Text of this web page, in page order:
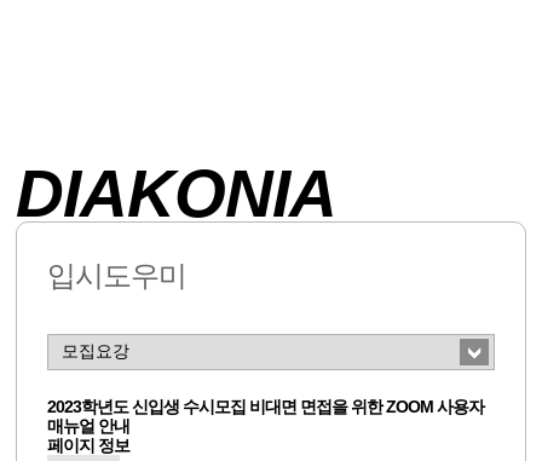
DIAKONIA
입시도우미
2023학년도 신입생 수시모집 비대면 면접을 위한 ZOOM 사용자
매뉴얼 안내
페이지 정보